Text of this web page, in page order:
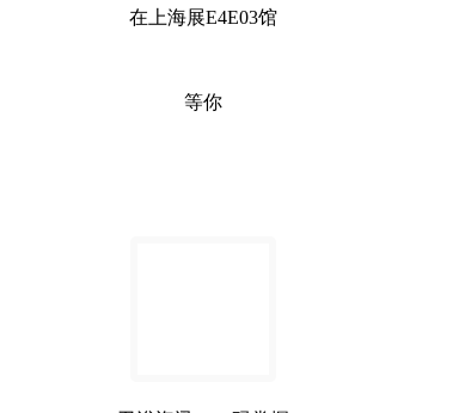
在上海展E4E03馆
等你